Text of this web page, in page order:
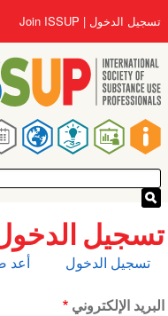
إلى
المحتوى
الرئيسي
Main
navigation
User
account
menu
تسجيل الدخول Join ISSUP
تسجيل
التبويبات
الأساسية
تسجيل الدخول أعد
البريد الإلكتروني